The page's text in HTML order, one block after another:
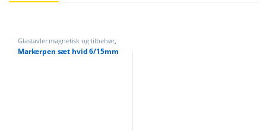
Glastavler magnetisk og tilbehør,
Whiteboard tilbehør
Markerpen sæt hvid 6/15mm